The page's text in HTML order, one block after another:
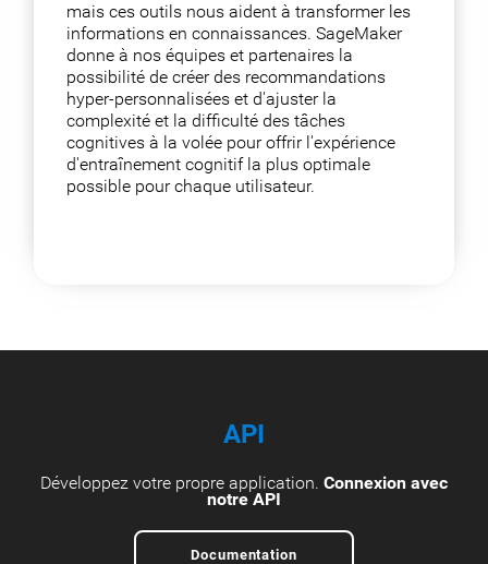
mais ces outils nous aident à transformer les
informations en connaissances. SageMaker
donne à nos équipes et partenaires la
possibilité de créer des recommandations
hyper-personnalisées et d'ajuster la
complexité et la difficulté des tâches
cognitives à la volée pour offrir l'expérience
d'entraînement cognitif la plus optimale
possible pour chaque utilisateur.
API
Développez votre propre application. Connexion avec
notre API
Documentation